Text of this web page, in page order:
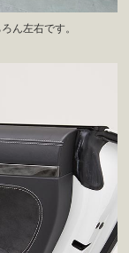
ん左右です。